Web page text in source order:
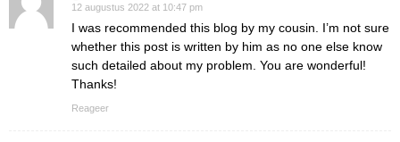
12 augustus 2022 at 10:47 pm
I was recommended this blog by my cousin. I’m not sure
whether this post is written by him as no one else know
such detailed about my problem. You are wonderful!
Thanks!
Reageer